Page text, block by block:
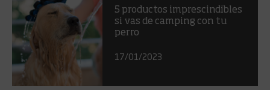
5 productos imprescindibles
si vas de camping con tu
perro
17/01/2023